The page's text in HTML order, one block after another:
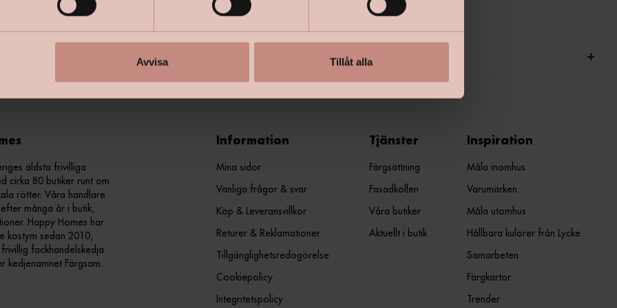
Avvisa Tillåt alla
Specifikationer +
äldsta frivilliga
cirka 80 butiker runt om
rötter. Våra handlare
många år i butik,
Happy Homes har
kostym sedan 2010,
fackhandelskedja
kedjenamnet Färgsam.
Information
Mina sidor
Vanliga frågor & svar
Köp & Leveransvillkor
Returer & Reklamationer
Tillgänglighetsredogörelse
Cookiepolicy
Integritetspolicy
Tjänster
Färgsättning
Fasadkollen
Våra butiker
Aktuellt i butik
Inspiration
Måla inomhus
Varumärken
Måla utomhus
Hållbara kulörer från Lycke
Samarbeten
Färgkartor
Trender